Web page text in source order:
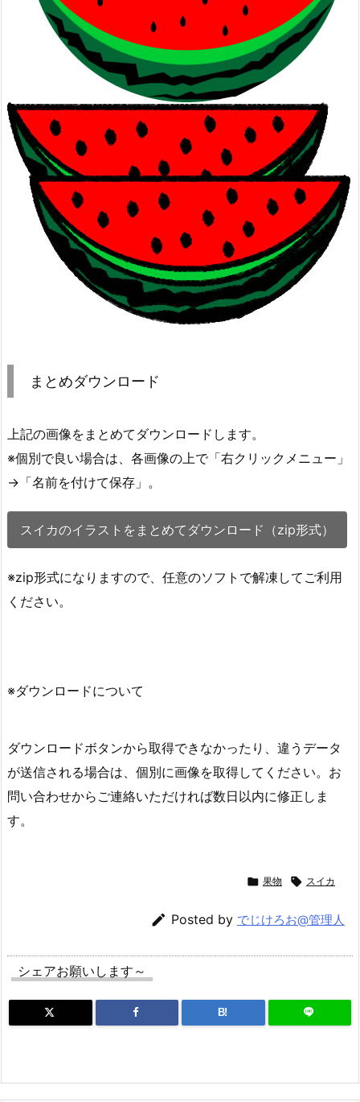
まとめダウンロード
上記の画像をまとめてダウンロードします。
※個別で良い場合は、各画像の上で「右クリックメニュー」
→「名前を付けて保存」。
スイカのイラストをまとめてダウンロード（zip形式）
※zip形式になりますので、任意のソフトで解凍してご利用
ください。
※ダウンロードについて
ダウンロードボタンから取得できなかったり、違うデータ
が送信される場合は、個別に画像を取得してください。お
問い合わせからご連絡いただければ数日以内に修正しま
す。
 果物  スイカ
 Posted by でじけろお@管理人
シェアお願いします～
B!